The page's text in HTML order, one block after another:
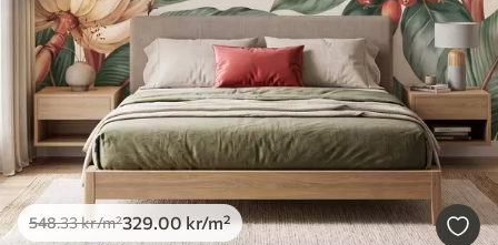
548.33kr/m²329.00kr/m²